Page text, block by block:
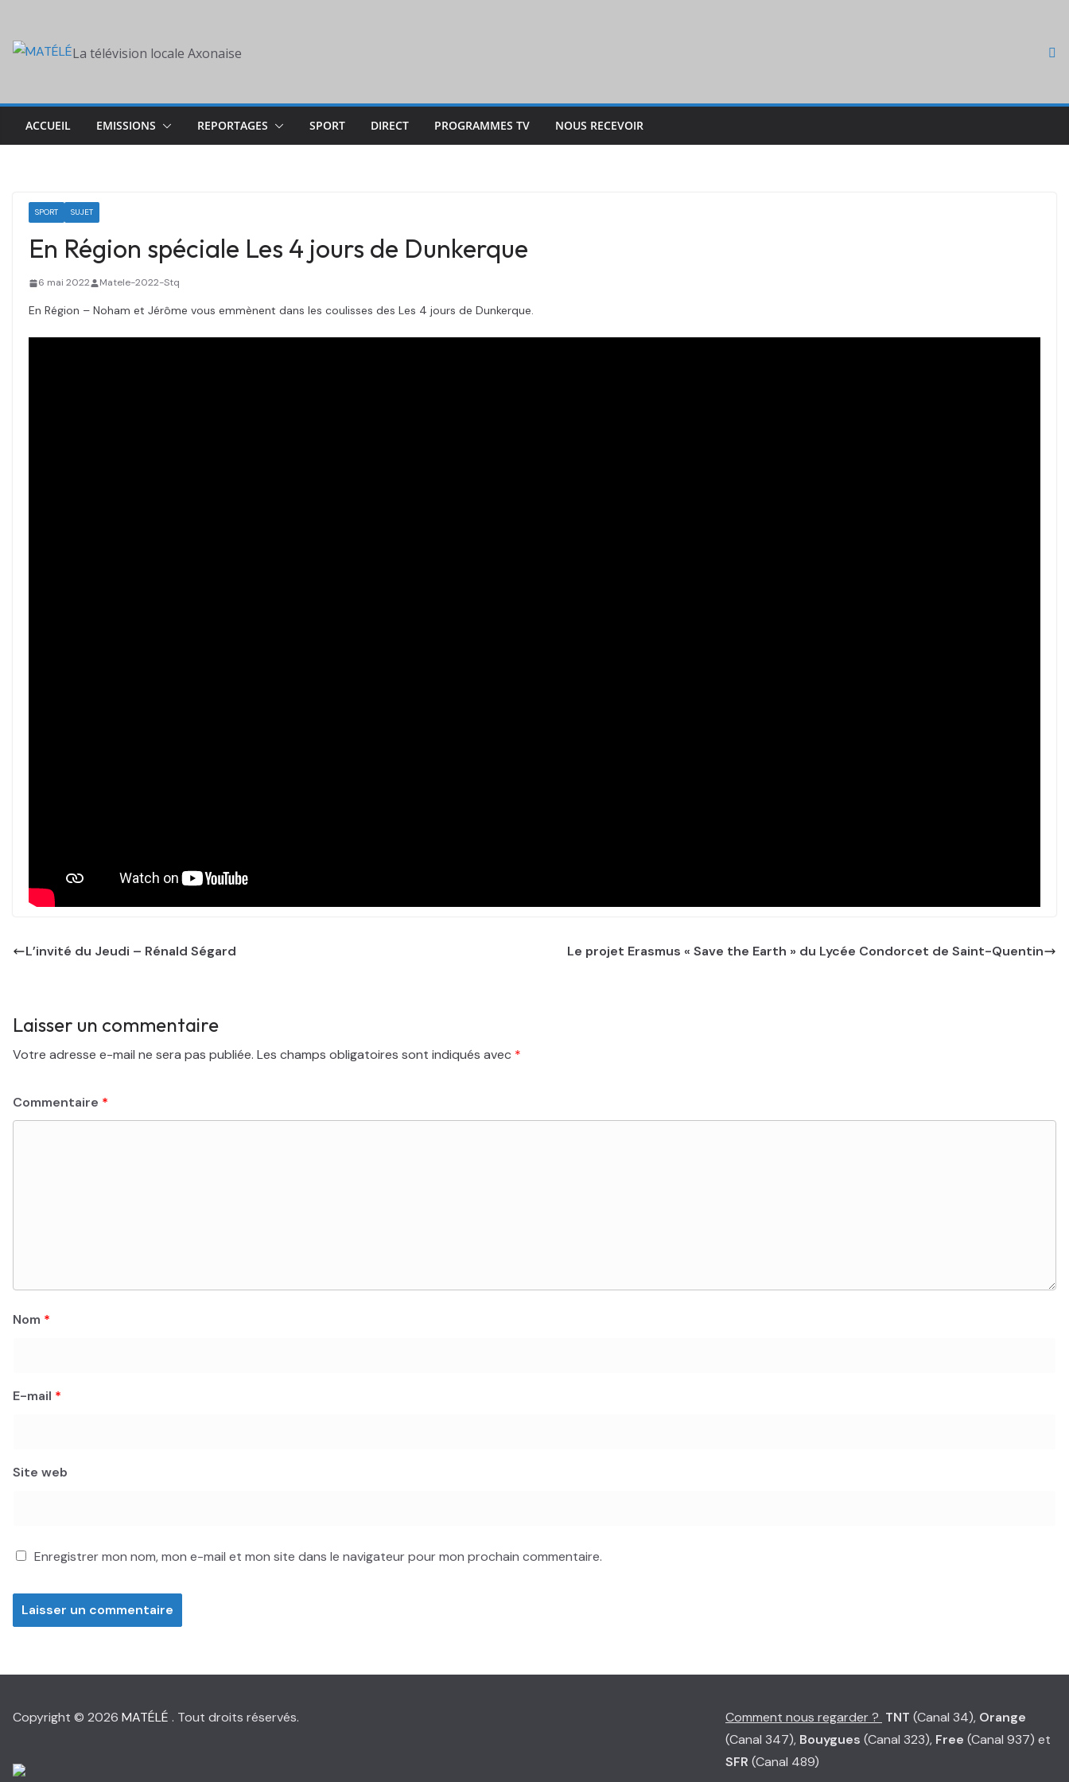
content
La télévision locale Axonaise
ACCUEIL EMISSIONS REPORTAGES SPORT DIRECT PROGRAMMES TV NOUS RECEVOIR
SPORT SUJET
En Région spéciale Les 4 jours de Dunkerque
6 mai 2022 Matele-2022-Stq
En Région – Noham et Jérôme vous emmènent dans les coulisses des Les 4 jours de Dunkerque.
L’invité du Jeudi – Rénald Ségard Le projet Erasmus « Save the Earth » du Lycée Condorcet de Saint-Quentin
Laisser un commentaire
Votre adresse e-mail ne sera pas publiée. Les champs obligatoires sont indiqués avec *
Commentaire *
Nom *
E-mail *
Site web
Enregistrer mon nom, mon e-mail et mon site dans le navigateur pour mon prochain commentaire.
Copyright © 2026 MATÉLÉ . Tout droits réservés. Comment nous regarder ? TNT (Canal 34), Orange
(Canal 347), Bouygues (Canal 323), Free (Canal 937) et
SFR (Canal 489)